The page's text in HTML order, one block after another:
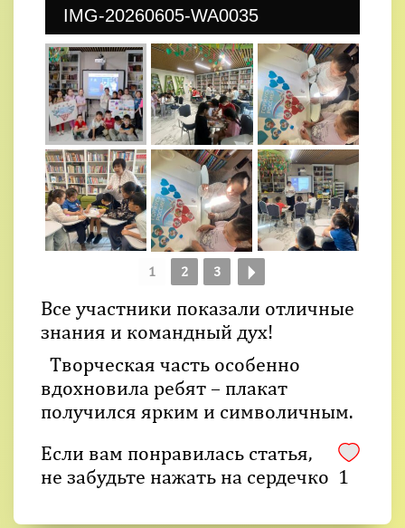
IMG-20260605-WA0035
1 2 3
Все участники показали отличные
знания и командный дух!
Творческая часть особенно
вдохновила ребят – плакат
получился ярким и символичным.
Если вам понравилась статья,
не забудьте нажать на сердечко 1